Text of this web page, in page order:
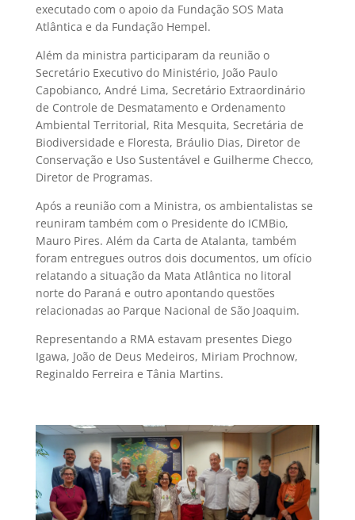
executado com o apoio da Fundação SOS Mata
Atlântica e da Fundação Hempel.
Além da ministra participaram da reunião o
Secretário Executivo do Ministério, João Paulo
Capobianco, André Lima, Secretário Extraordinário
de Controle de Desmatamento e Ordenamento
Ambiental Territorial, Rita Mesquita, Secretária de
Biodiversidade e Floresta, Bráulio Dias, Diretor de
Conservação e Uso Sustentável e Guilherme Checco,
Diretor de Programas.
Após a reunião com a Ministra, os ambientalistas se
reuniram também com o Presidente do ICMBio,
Mauro Pires. Além da Carta de Atalanta, também
foram entregues outros dois documentos, um ofício
relatando a situação da Mata Atlântica no litoral
norte do Paraná e outro apontando questões
relacionadas ao Parque Nacional de São Joaquim.
Representando a RMA estavam presentes Diego
Igawa, João de Deus Medeiros, Miriam Prochnow,
Reginaldo Ferreira e Tânia Martins.